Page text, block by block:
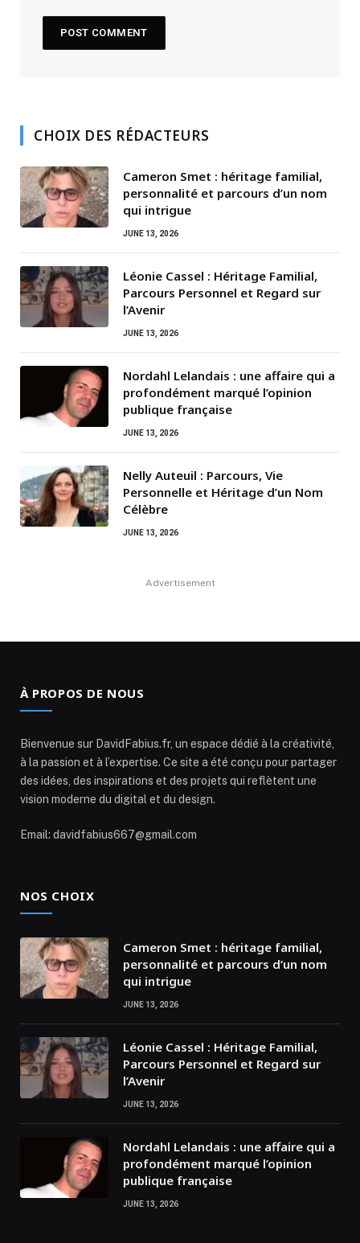
CHOIX DES RÉDACTEURS
Cameron Smet : héritage familial,
personnalité et parcours d’un nom
qui intrigue
JUNE 13, 2026
Léonie Cassel : Héritage Familial,
Parcours Personnel et Regard sur
l’Avenir
JUNE 13, 2026
Nordahl Lelandais : une affaire qui a
profondément marqué l’opinion
publique française
JUNE 13, 2026
Nelly Auteuil : Parcours, Vie
Personnelle et Héritage d’un Nom
Célèbre
JUNE 13, 2026
Advertisement
À PROPOS DE NOUS
Bienvenue sur DavidFabius.fr, un espace dédié à la créativité,
à la passion et à l’expertise. Ce site a été conçu pour partager
des idées, des inspirations et des projets qui reflètent une
vision moderne du digital et du design.
Email: davidfabius667@gmail.com
NOS CHOIX
Cameron Smet : héritage familial,
personnalité et parcours d’un nom
qui intrigue
JUNE 13, 2026
Léonie Cassel : Héritage Familial,
Parcours Personnel et Regard sur
l’Avenir
JUNE 13, 2026
Nordahl Lelandais : une affaire qui a
profondément marqué l’opinion
publique française
JUNE 13, 2026